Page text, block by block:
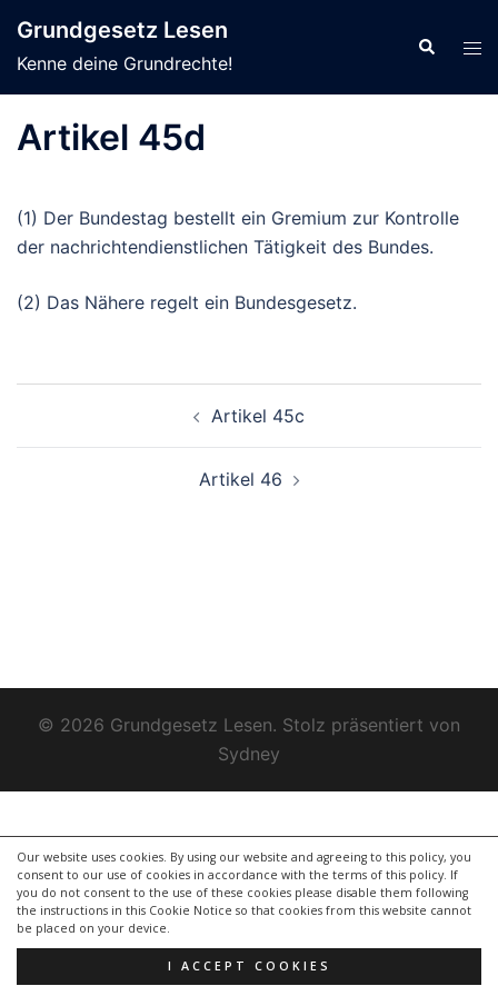
Our website uses cookies. By using our website and agreeing to this policy, you
consent to our use of cookies in accordance with the terms of this policy. If
you do not consent to the use of these cookies please disable them following
the instructions in this Cookie Notice so that cookies from this website cannot
be placed on your device.
I ACCEPT COOKIES
Inhalt
springen
Grundgesetz Lesen
Kenne deine Grundrechte!
Suche
Artikel 45d
(1) Der Bundestag bestellt ein Gremium zur Kontrolle
der nachrichtendienstlichen Tätigkeit des Bundes.
(2) Das Nähere regelt ein Bundesgesetz.
Artikel 45c
Artikel 46
© 2026 Grundgesetz Lesen. Stolz präsentiert von
Sydney